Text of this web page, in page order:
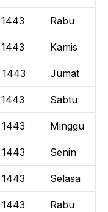
Rabu
Kamis
Jumat
Sabtu
Minggu
Senin
Selasa
Rabu